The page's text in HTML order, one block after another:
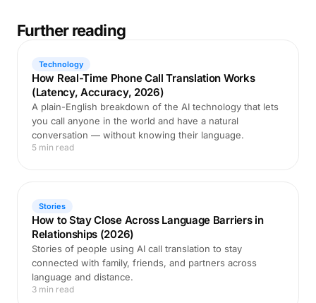
Further reading
Technology
How Real-Time Phone Call Translation Works
(Latency, Accuracy, 2026)
A plain-English breakdown of the AI technology that lets
you call anyone in the world and have a natural
conversation — without knowing their language.
5 min read
Stories
How to Stay Close Across Language Barriers in
Relationships (2026)
Stories of people using AI call translation to stay
connected with family, friends, and partners across
language and distance.
3 min read